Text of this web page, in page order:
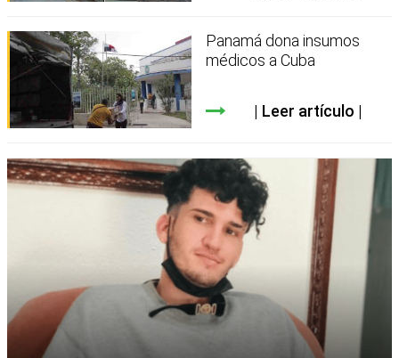
Panamá dona insumos
médicos a Cuba
Leer artículo